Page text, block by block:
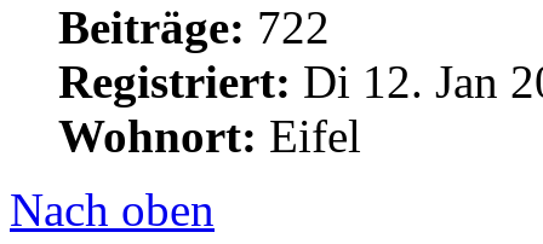
Beiträge: 722
Registriert: Di 12. Jan
Wohnort: Eifel
Nach oben